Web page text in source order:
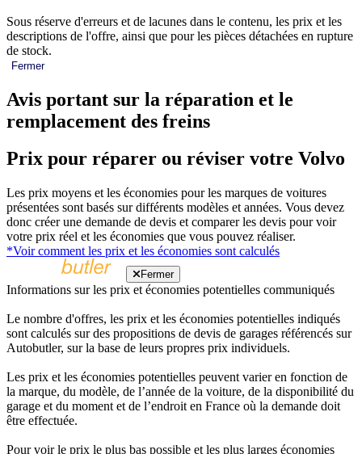
Sous réserve d'erreurs et de lacunes dans le contenu, les prix et les
descriptions de l'offre, ainsi que pour les pièces détachées en rupture
de stock.
Fermer
Avis portant sur la réparation et le
remplacement des freins
Prix pour réparer ou réviser votre Volvo
Les prix moyens et les économies pour les marques de voitures
présentées sont basés sur différents modèles et années. Vous devez
donc créer une demande de devis et comparer les devis pour voir
votre prix réel et les économies que vous pouvez réaliser.
*Voir comment les prix et les économies sont calculés
Fermer
Informations sur les prix et économies potentielles communiqués
Le nombre d'offres, les prix et les économies potentielles indiqués
sont calculés sur des propositions de devis de garages référencés sur
Autobutler, sur la base de leurs propres prix individuels.
Les prix et les économies potentielles peuvent varier en fonction de
la marque, du modèle, de l’année de la voiture, de la disponibilité du
garage et du moment et de l’endroit en France où la demande doit
être effectuée.
Pour voir le prix le plus bas possible et les plus larges économies